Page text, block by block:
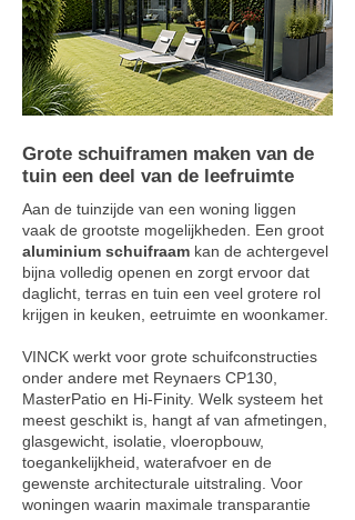
Grote schuiframen maken van de
tuin een deel van de leefruimte
Aan de tuinzijde van een woning liggen
vaak de grootste mogelijkheden. Een groot
aluminium schuifraam kan de achtergevel
bijna volledig openen en zorgt ervoor dat
daglicht, terras en tuin een veel grotere rol
krijgen in keuken, eetruimte en woonkamer.
VINCK werkt voor grote schuifconstructies
onder andere met Reynaers CP130,
MasterPatio en Hi-Finity. Welk systeem het
meest geschikt is, hangt af van afmetingen,
glasgewicht, isolatie, vloeropbouw,
toegankelijkheid, waterafvoer en de
gewenste architecturale uitstraling. Voor
woningen waarin maximale transparantie